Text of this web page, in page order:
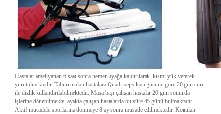
Hastalar ameliyattan 6 saat sonra hemen ayağa kaldırılarak kısmi yük vererek
yürütülmektedir. Taburcu olan hastalara Quadriseps kası gücüne göre 20 gün süre
ile dizlik kullandırılabilmektedir. Masa başı çalışan hastalar 20 gün sonunda
işlerine dönebilmekte, ayakta çalışan hastalarda bu süre 45 günü bulmaktadır.
Aktif mücadele sporlarına dönmeye 8 ay sonra müsade edilmektedir. Konulan